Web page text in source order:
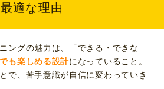
最適な理由
ングの魅力は、「できる・できな
も楽しめる設計になっていること。
で、苦手意識が自信に変わっていき